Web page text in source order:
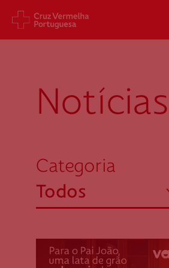
Jardim 9 de Abril, 1 a 5
1249-083 Lisboa - Portugal
Federação Internacional
Notícias
Categoria
Todos
Ensino e formação
filter